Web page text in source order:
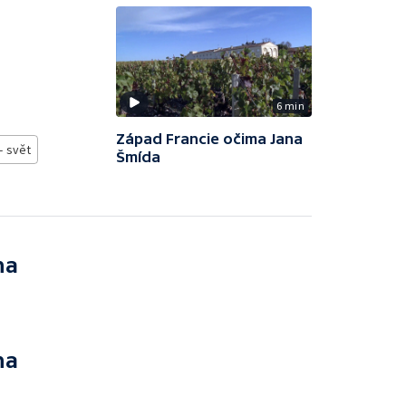
svět
6 min
Západ Francie očima Jana
Šmída